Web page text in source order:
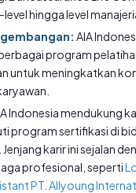
hingga level
AIA
program
untuk meningkatkan
Indonesia mendukung
program sertifikasi di
karir ini sejalan
profesional, seperti
PT. Allyoung